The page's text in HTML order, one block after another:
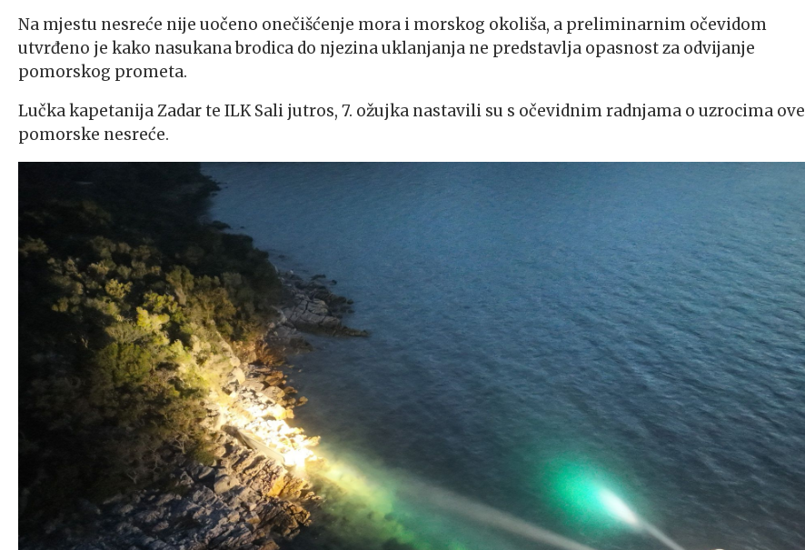
Na mjestu nesreće nije uočeno onečišćenje mora i morskog okoliša, a preliminarnim očevidom
utvrđeno je kako nasukana brodica do njezina uklanjanja ne predstavlja opasnost za odvijanje
pomorskog prometa.
Lučka kapetanija Zadar te ILK Sali jutros, 7. ožujka nastavili su s očevidnim radnjama o uzrocima ove
pomorske nesreće.